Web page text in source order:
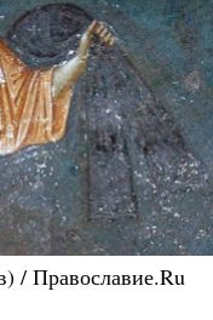
/ Православие.Ru